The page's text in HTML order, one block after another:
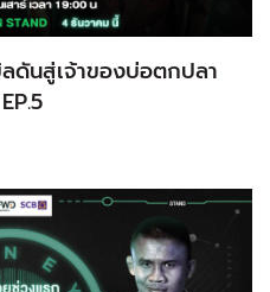
ดันสู่เจ้าของบ่อตกปลา